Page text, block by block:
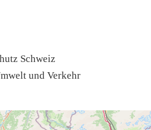
Schweiz
und Verkehr